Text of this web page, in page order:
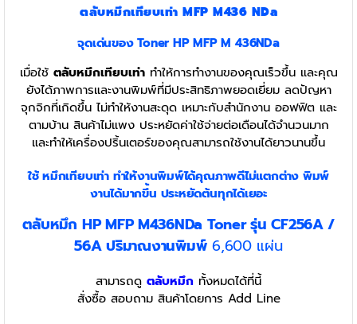
ตลับหมึกเทียบเท่า MFP M436 NDa
จุดเด่นของ Toner HP MFP M 436NDa
เมื่อใช้ ตลับหมึกเทียบเท่าทำให้การทำงานของคุณเร็วขึ้น และคุณ
ยังได้ภาพการและงานพิมพ์ที่มีประสิทธิภาพยอดเยี่ยม ลดปัญหา
จุกจิกที่เกิดขึ้น ไม่ทำให้งานสะดุด เหมาะกับสำนักงาน ออฟฟิต และ
ตามบ้าน สินค้าไม่แพง ประหยัดค่าใช้จ่ายต่อเดือนได้จำนวนมาก
และทำให้เครื่องปริ้นเตอร์ของคุณสามารถใช้งานได้ยาวนานขึ้น
ใช้ หมึกเทียบเท่า ทำให้งานพิมพ์ได้คุณภาพดีไม่แตกต่าง พิมพ์
งานได้มากขึ้น ประหยัดต้นทุกได้เยอะ
ตลับหมึก HP MFP M436NDa Toner รุ่น CF256A /
56A ปริมาณงานพิมพ์6,600 แผ่น
สามารถดู ตลับหมึก ทั้งหมดได้ที่นี้
สั่งซื้อ สอบถาม สินค้าโดยการ Add Line